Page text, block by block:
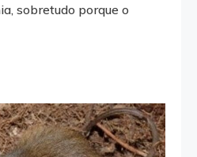
sobretudo porque o